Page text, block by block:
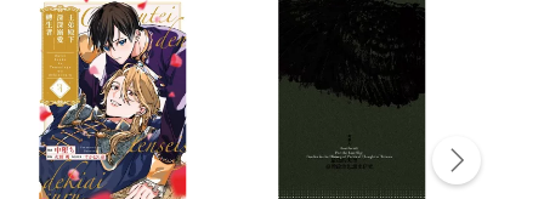
客服資訊
服務時間：週一到週五 10:00-12:00、